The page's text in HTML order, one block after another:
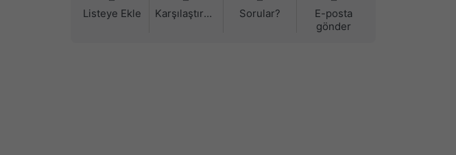
Listeye Ekle Karşılaştırma Sorular?
E-posta
gönder